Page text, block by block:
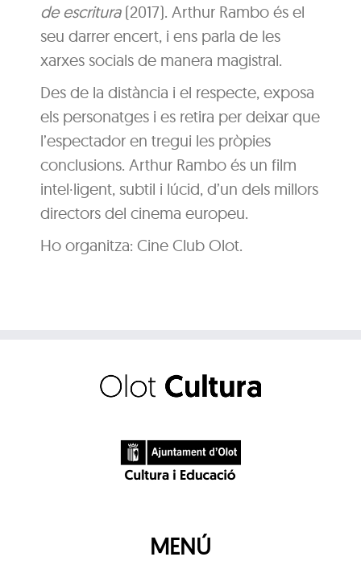
de escritura(2017). Arthur Rambo és el
seu darrer encert, i ens parla de les
xarxes socials de manera magistral.
Des de la distància i el respecte, exposa
els personatges i es retira per deixar que
l’espectador en tregui les pròpies
conclusions. Arthur Rambo és un film
intel·ligent, subtil i lúcid, d’un dels millors
directors del cinema europeu.
Ho organitza: Cine Club Olot.
MENÚ